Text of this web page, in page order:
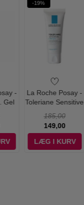
-
Gel
-19%
La Roche Posay -
Toleriane Sensitive
185,00
149,00
LÆG I KURV